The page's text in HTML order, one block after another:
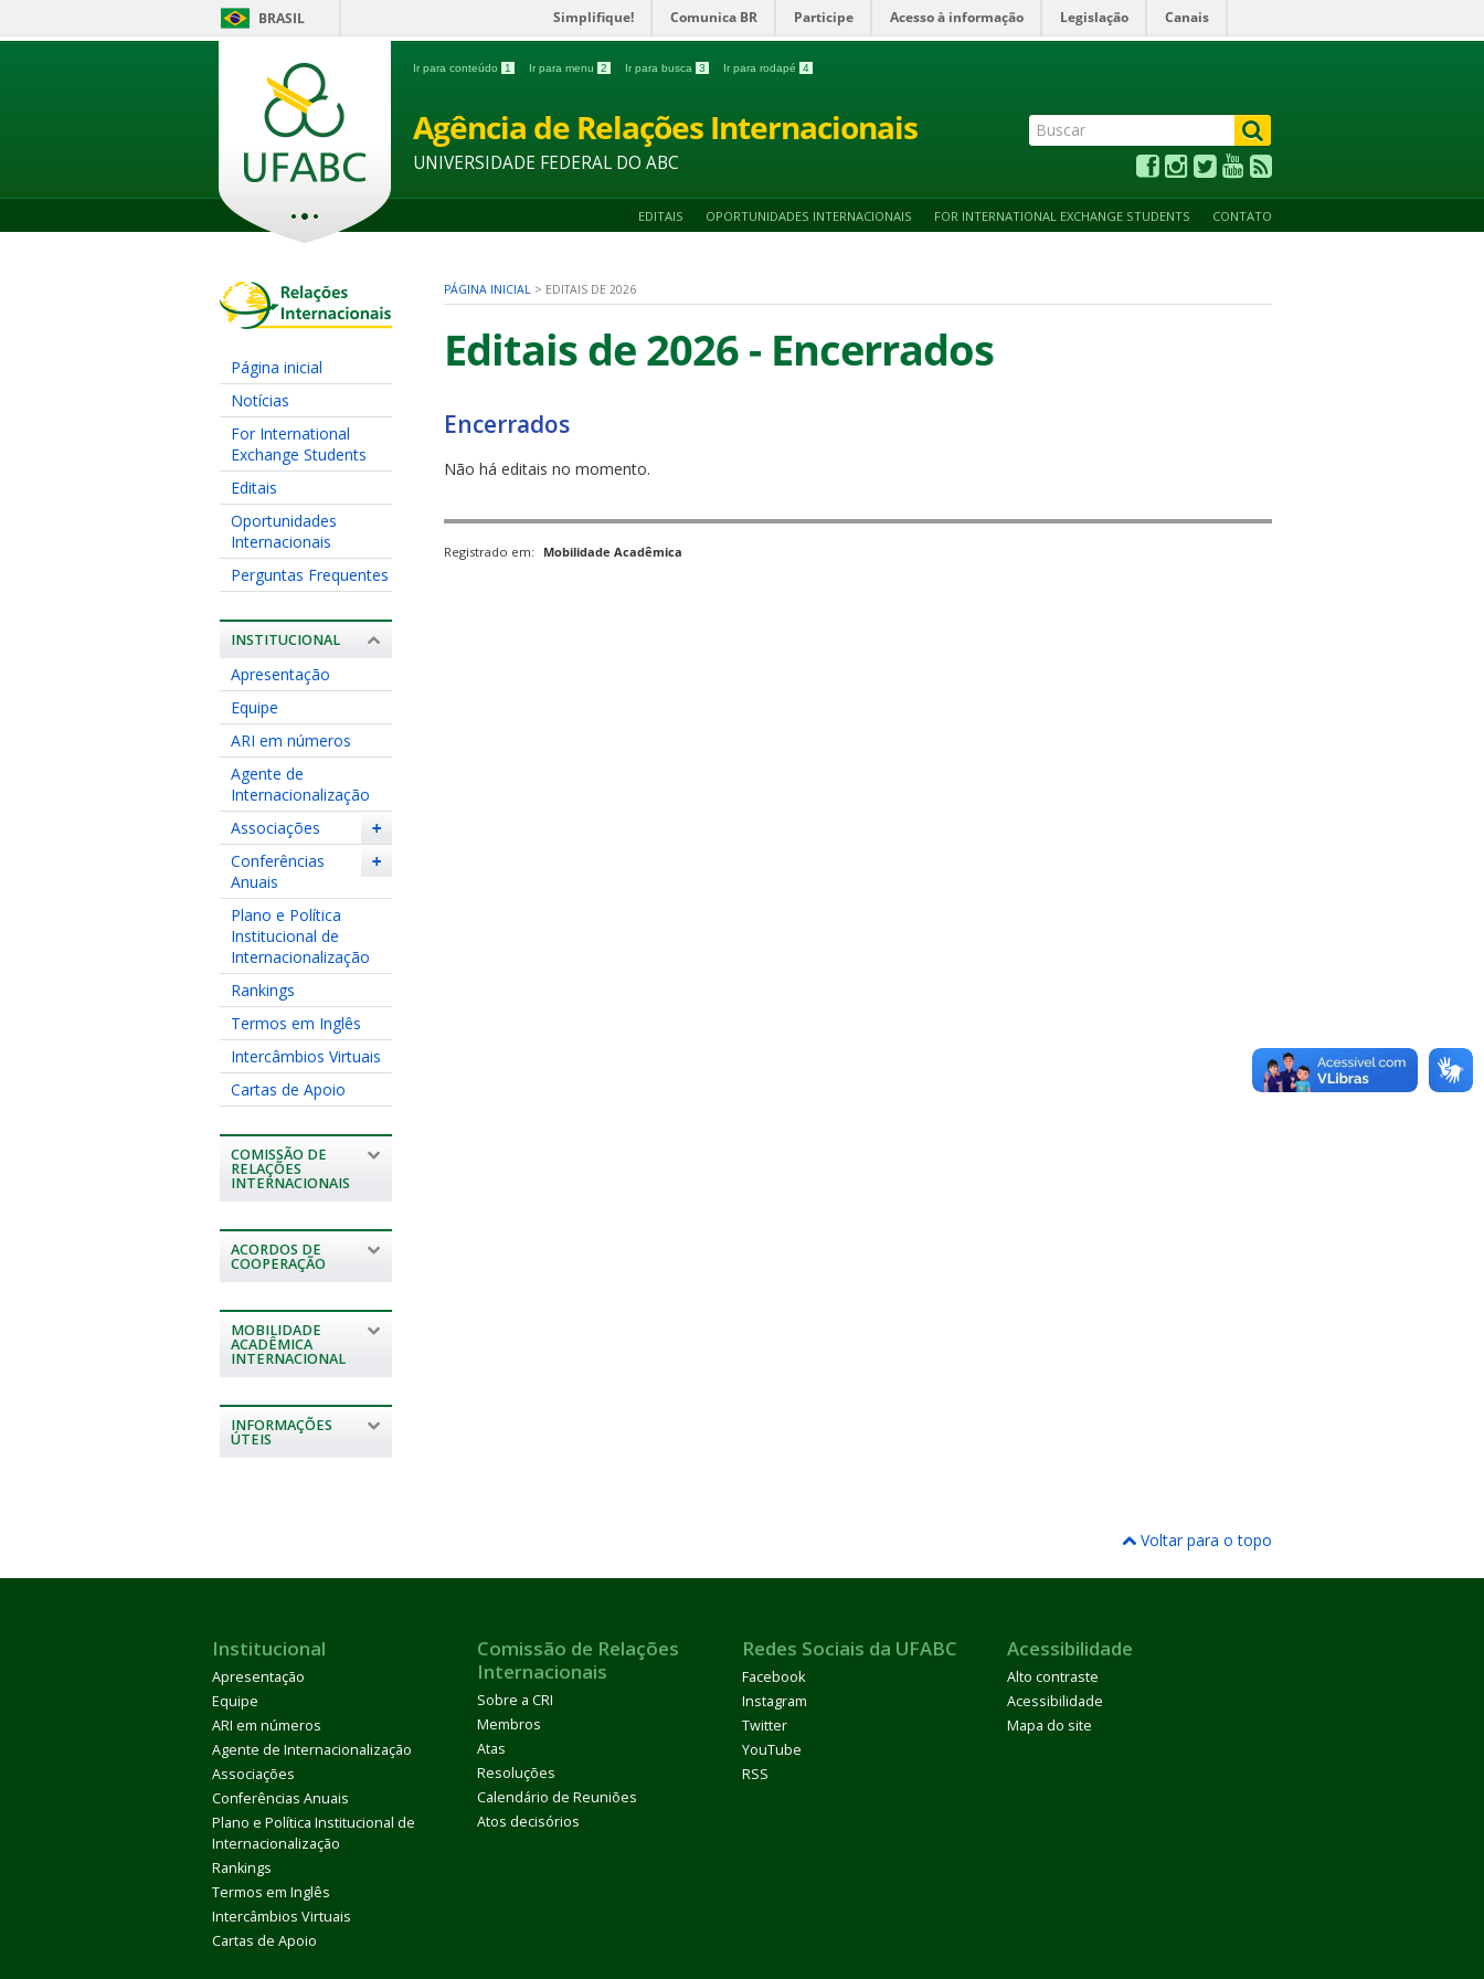
BRASIL Simplifique! Comunica BR Participe Acesso à informação Legislação Canais
Ir para conteúdo 1 Ir para menu 2 Ir para busca 3 Ir para rodapé 4
Agência de Relações Internacionais
UNIVERSIDADE FEDERAL DO ABC
EDITAIS OPORTUNIDADES INTERNACIONAIS FOR INTERNATIONAL EXCHANGE STUDENTS CONTATO
Página inicial
Notícias
For International
Exchange Students
Editais
Oportunidades
Internacionais
Perguntas Frequentes
INSTITUCIONAL
Apresentação
Equipe
ARI em números
Agente de
Internacionalização
+
Associações
+
Conferências
Anuais
Plano e Política
Institucional de
Internacionalização
Rankings
Termos em Inglês
Intercâmbios Virtuais
Cartas de Apoio
COMISSÃO DE
RELAÇÕES
INTERNACIONAIS
ACORDOS DE
COOPERAÇÃO
MOBILIDADE
ACADÊMICA
INTERNACIONAL
INFORMAÇÕES
ÚTEIS
PÁGINA INICIAL > EDITAIS DE 2026
Editais de 2026 - Encerrados
Encerrados
Não há editais no momento.
Registrado em: Mobilidade Acadêmica
Voltar para o topo
Institucional
Apresentação
Equipe
ARI em números
Agente de Internacionalização
Associações
Conferências Anuais
Plano e Política Institucional de
Internacionalização
Rankings
Termos em Inglês
Intercâmbios Virtuais
Cartas de Apoio
Comissão de Relações
Internacionais
Sobre a CRI
Membros
Atas
Resoluções
Calendário de Reuniões
Atos decisórios
Redes Sociais da UFABC
Facebook
Instagram
Twitter
YouTube
RSS
Acessibilidade
Alto contraste
Acessibilidade
Mapa do site